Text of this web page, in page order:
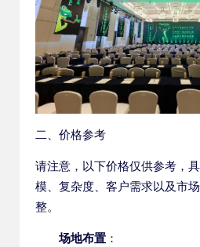
二、价格参考
请注意，以下价格仅供参考，
模、复杂度、客户需求以及市
整。
场地布置 ：